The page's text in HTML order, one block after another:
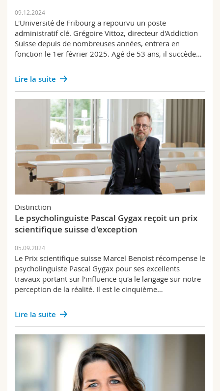
09.12.2024
L'Université de Fribourg a repourvu un poste
administratif clé. Grégoire Vittoz, directeur d'Addiction
Suisse depuis de nombreuses années, entrera en
fonction le 1er février 2025. Agé de 53 ans, il succède…
Lire la suite
Distinction
Le psycholinguiste Pascal Gygax reçoit un prix
scientifique suisse d'exception
05.09.2024
Le Prix scientifique suisse Marcel Benoist récompense le
psycholinguiste Pascal Gygax pour ses excellents
travaux portant sur l'influence qu'a le langage sur notre
perception de la réalité. Il est le cinquième…
Lire la suite